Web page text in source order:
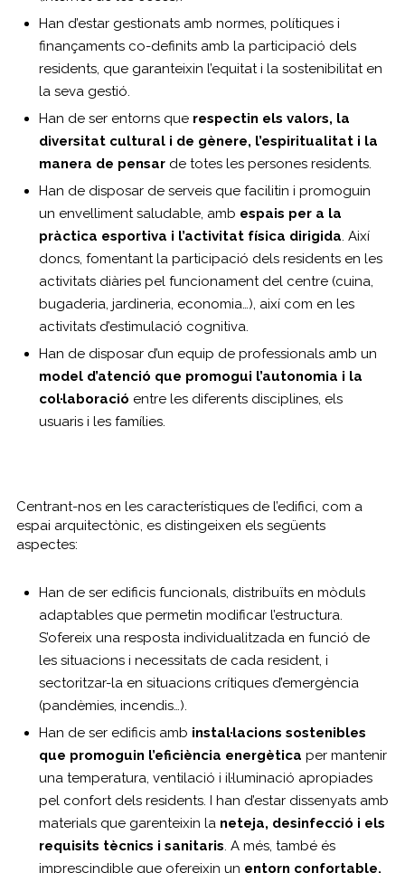
Han d’estar gestionats amb normes, polítiques i
finançaments co-definits amb la participació dels
residents, que garanteixin l’equitat i la sostenibilitat en
la seva gestió.
Han de ser entorns que respectin els valors, la
diversitat cultural i de gènere, l’espiritualitat i la
manera de pensarde totes les persones residents.
Han de disposar de serveis que facilitin i promoguin
un envelliment saludable, amb espais per a la
pràctica esportiva i l’activitat física dirigida. Així
doncs, fomentant la participació dels residents en les
activitats diàries pel funcionament del centre (cuina,
bugaderia, jardineria, economia…), així com en les
activitats d’estimulació cognitiva.
Han de disposar d’un equip de professionals amb un
model d’atenció que promogui l’autonomia i la
col·laboració entre les diferents disciplines, els
usuaris i les famílies.
Centrant-nos en les característiques de l’edifici, com a
espai arquitectònic, es distingeixen els següents
aspectes:
Han de ser edificis funcionals, distribuïts en mòduls
adaptables que permetin modificar l’estructura.
S’ofereix una resposta individualitzada en funció de
les situacions i necessitats de cada resident, i
sectoritzar-la en situacions crítiques d’emergència
(pandèmies, incendis…).
Han de ser edificis amb instal·lacions sostenibles
que promoguin l’eficiència energètica per mantenir
una temperatura, ventilació i il·luminació apropiades
pel confort dels residents. I han d’estar dissenyats amb
materials que garenteixin la neteja, desinfecció i els
requisits tècnics i sanitaris. A més, també és
imprescindible que ofereixin un entorn confortable,